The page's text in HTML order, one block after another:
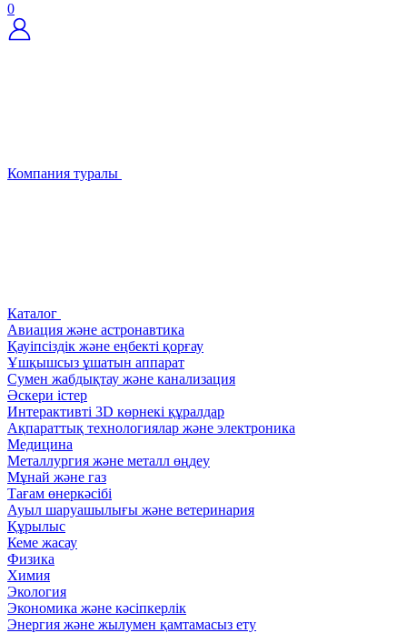
0
Компания туралы
Каталог
Авиация және астронавтика
Қауіпсіздік және еңбекті қорғау
Ұшқышсыз ұшатын аппарат
Сумен жабдықтау және канализация
Әскери істер
Интерактивті 3D көрнекі құралдар
Ақпараттық технологиялар және электроника
Медицина
Металлургия және металл өңдеу
Мұнай және газ
Тағам өнеркәсібі
Ауыл шаруашылығы және ветеринария
Құрылыс
Кеме жасау
Физика
Химия
Экология
Экономика және кәсіпкерлік
Энергия және жылумен қамтамасыз ету